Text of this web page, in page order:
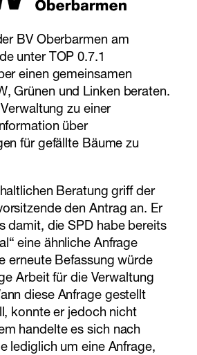
BV Oberbarmen am
unter TOP 0.7.1
einen gemeinsamen
Grünen und Linken beraten.
zu einer
über
für gefällte Bäume zu
Beratung griff der
den Antrag an. Er
damit, die SPD habe bereits
eine ähnliche Anfrage
erneute Befassung würde
Arbeit für die Verwaltung
diese Anfrage gestellt
konnte er jedoch nicht
handelte es sich nach
lediglich um eine Anfrage,